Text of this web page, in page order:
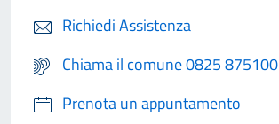
Richiedi Assistenza
Chiama il comune 0825 875100
Prenota un appuntamento